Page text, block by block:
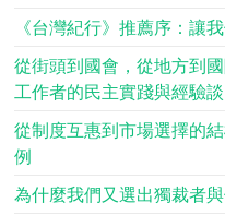
《台灣紀行》推薦序：讓
從街頭到國會，從地方到
工作者的民主實踐與經驗談
從制度互惠到市場選擇的
例
為什麼我們又選出獨裁者